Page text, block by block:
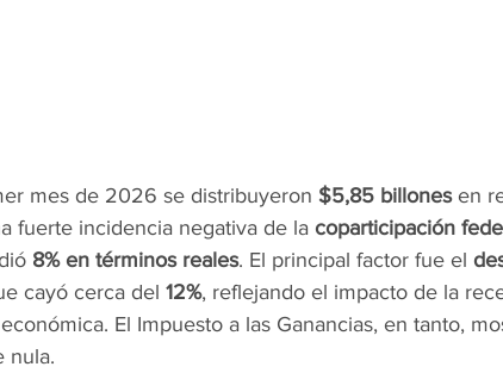
mes de 2026 se distribuyeron $5,85 billones en
fuerte incidencia negativa de la coparticipación
8% en términos reales. El principal factor fue el
cayó cerca del 12%, reflejando el impacto de la
El Impuesto a las Ganancias, en tanto,
nula.